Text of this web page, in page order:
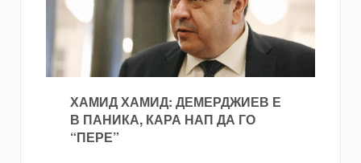
ХАМИД ХАМИД: ДЕМЕРДЖИЕВ Е
В ПАНИКА, КАРА НАП ДА ГО
“ПЕРЕ”